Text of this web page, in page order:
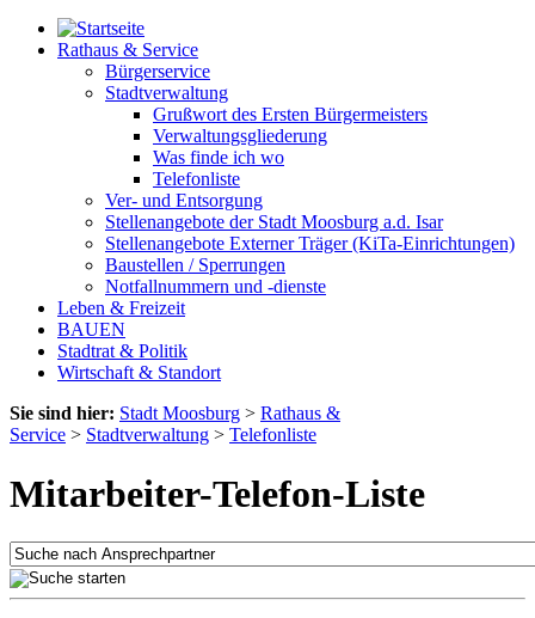
Rathaus & Service
Bürgerservice
Stadtverwaltung
Grußwort des Ersten Bürgermeisters
Verwaltungsgliederung
Was finde ich wo
Telefonliste
Ver- und Entsorgung
Stellenangebote der Stadt Moosburg a.d. Isar
Stellenangebote Externer Träger (KiTa-Einrichtungen)
Baustellen / Sperrungen
Notfallnummern und -dienste
Leben & Freizeit
BAUEN
Stadtrat & Politik
Wirtschaft & Standort
Sie sind hier: Stadt Moosburg > Rathaus &
Service > Stadtverwaltung > Telefonliste
Mitarbeiter-Telefon-Liste